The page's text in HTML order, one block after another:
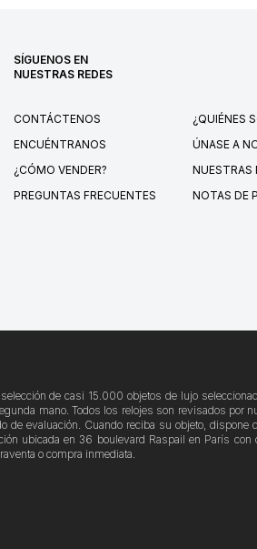
SÍGUENOS EN
NUESTRAS REDES
CONTÁCTENOS
ENCUÉNTRANOS
¿CÓMO VENDER?
PREGUNTAS FRECUENTES
¿QUIÉNES
ÚNASE A
NUESTRAS
NOTAS DE
de casi 15.000 objetos de lujo
mano. Todos los relojes son revisados por
de evaluación. Cuando reciba su objeto,
ubicada en 36 boulevard Raspail en París
o compra inmediata.